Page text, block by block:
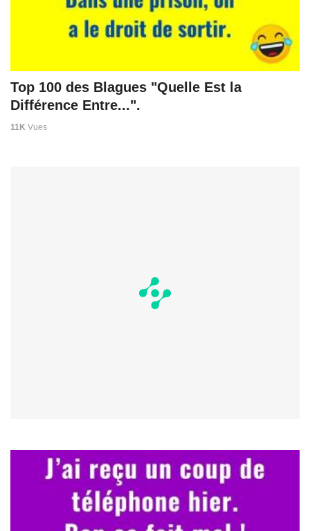
Top 100 des Blagues "Quelle Est la
Différence Entre...".
11K Vues